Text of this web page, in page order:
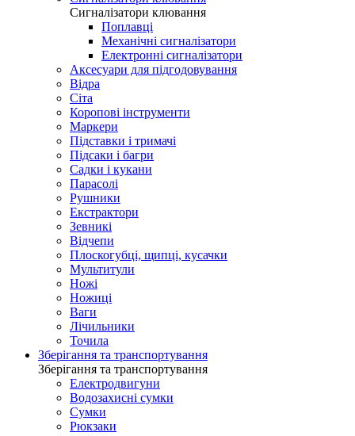
Сигналізатори клювання
Поплавці
Механічні сигналізатори
Електронні сигналізатори
Аксесуари для підгодовування
Відра
Сіта
Коропові інструменти
Маркери
Підставки і тримачі
Підсаки і багри
Садки і кукани
Парасолі
Рушники
Екстрактори
Зевникі
Відчепи
Плоскогубці, щипці, кусачки
Мультитули
Ножі
Ножиці
Ваги
Лічильники
Точила
Зберігання та транспортування
Зберігання та транспортування
Електродвигуни
Водозахисні сумки
Сумки
Рюкзаки